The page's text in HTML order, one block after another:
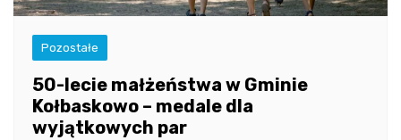
Pozostałe
50-lecie małżeństwa w Gminie
Kołbaskowo – medale dla
wyjątkowych par